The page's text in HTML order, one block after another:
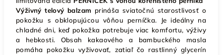
Výživný telový balzam prináša sviatočnú starostlivosť o
pokožku s obklopujúcou vôňou perníčka. Je ideálny na
chladné dni, keď pokožka potrebuje viac komfortu, výživy
a hebkosti. Obsah kakaového a bambuckého masla
pomáha pokožku vyživovať, zatiaľ čo rastlinný glycerín